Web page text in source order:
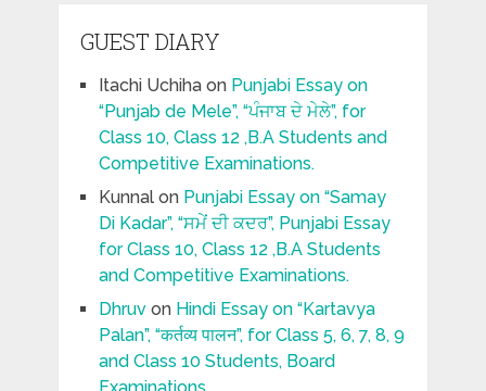
GUEST DIARY
Itachi Uchihaon Punjabi Essay on
“Punjab de Mele”, “ਪੰਜਾਬ ਦੇ ਮੇਲੇ”, for
Class 10, Class 12 ,B.A Students and
Competitive Examinations.
Kunnalon Punjabi Essay on “Samay
Di Kadar”, “ਸਮੇਂ ਦੀ ਕਦਰ”, Punjabi Essay
for Class 10, Class 12 ,B.A Students
and Competitive Examinations.
Dhruvon Hindi Essay on “Kartavya
Palan”, “कर्तव्य पालन”, for Class 5, 6, 7, 8, 9
and Class 10 Students, Board